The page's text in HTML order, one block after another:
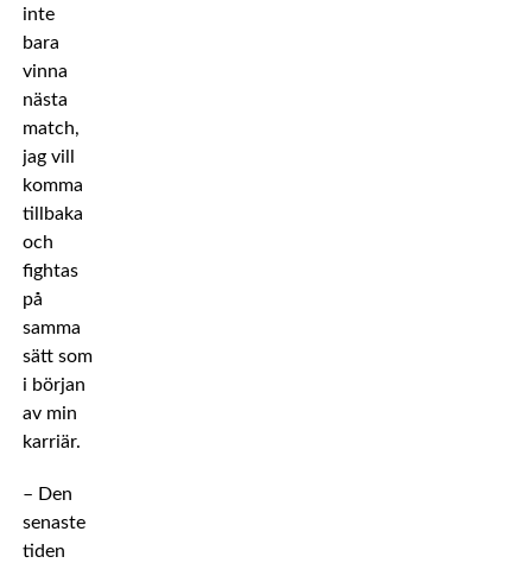
inte
bara
vinna
nästa
match,
jag vill
komma
tillbaka
och
fightas
på
samma
sätt som
i början
av min
karriär.
– Den
senaste
tiden